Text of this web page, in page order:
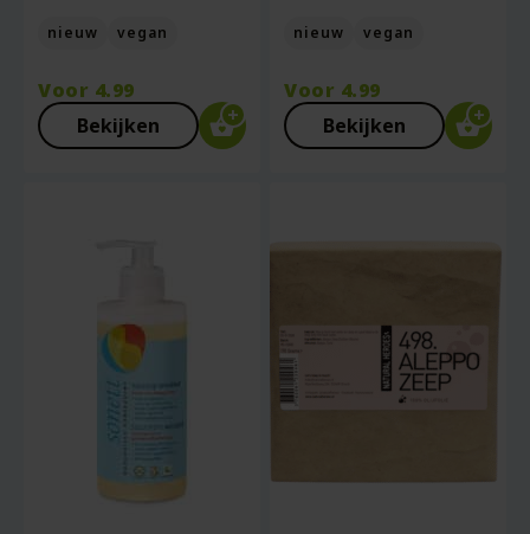
nieuw vegan
Voor 4.99
Bekijken
nieuw vegan
Voor 4.99
Bekijken